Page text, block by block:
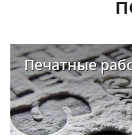
Печатные